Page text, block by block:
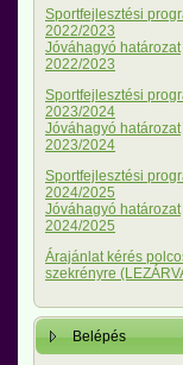
Sportfejlesztési
2022/2023
Jóváhagyó határozat
2022/2023
Sportfejlesztési
2023/2024
Jóváhagyó határozat
2023/2024
Sportfejlesztési
2024/2025
Jóváhagyó határozat
2024/2025
Árajánlat kérés
szekrényre
Belépés